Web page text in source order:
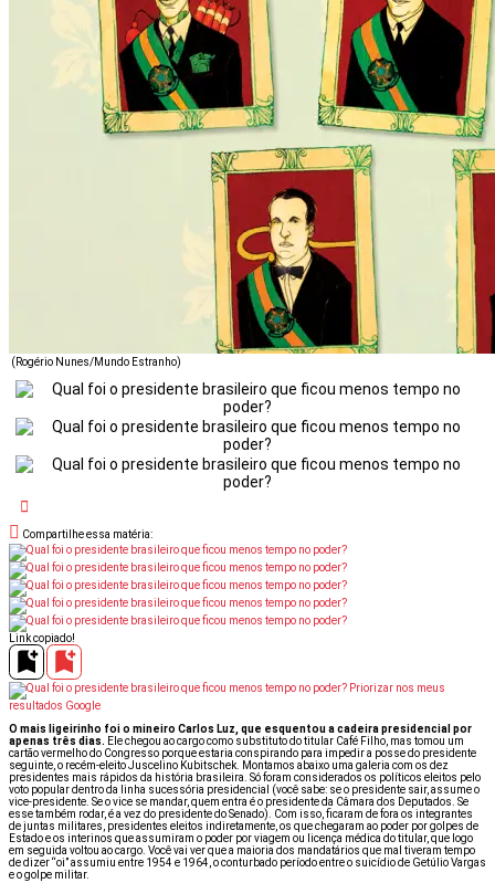
(Rogério Nunes/Mundo Estranho)
Compartilhe essa matéria:
Link copiado!
Priorizar nos meus
resultados Google
O mais ligeirinho foi o mineiro Carlos Luz, que esquentou a cadeira presidencial por
apenas três dias. Ele chegou ao cargo como substituto do titular Café Filho, mas tomou um
cartão vermelho do Congresso porque estaria conspirando para impedir a posse do presidente
seguinte, o recém-eleito Juscelino Kubitschek. Montamos abaixo uma galeria com os dez
presidentes mais rápidos da história brasileira. Só foram considerados os políticos eleitos pelo
voto popular dentro da linha sucessória presidencial (você sabe: se o presidente sair, assume o
vice-presidente. Se o vice se mandar, quem entra é o presidente da Câmara dos Deputados. Se
esse também rodar, é a vez do presidente do Senado). Com isso, ficaram de fora os integrantes
de juntas militares, presidentes eleitos indiretamente, os que chegaram ao poder por golpes de
Estado e os interinos que assumiram o poder por viagem ou licença médica do titular, que logo
em seguida voltou ao cargo. Você vai ver que a maioria dos mandatários que mal tiveram tempo
de dizer “oi” assumiu entre 1954 e 1964, o conturbado período entre o suicídio de Getúlio Vargas
e o golpe militar.